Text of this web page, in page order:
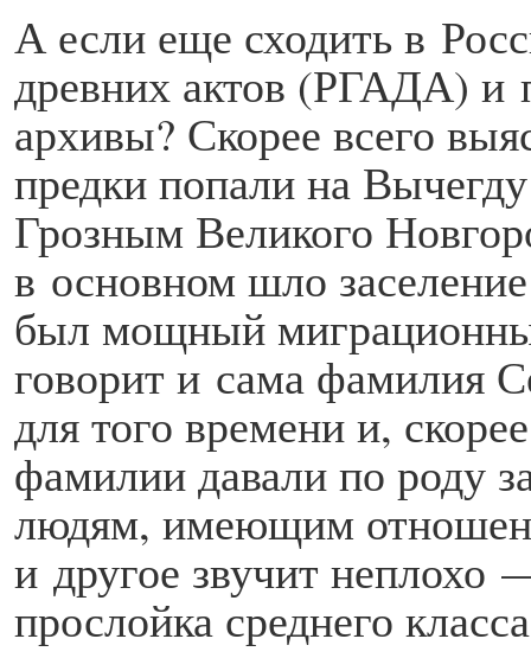
А если еще сходить в
древних актов (РГАДА) и
архивы? Скорее всего
предки попали на
Грозным Великого
в основном шло
был мощный
говорит и сама фамилия
для того времени и,
фамилии давали по роду
людям, имеющим
и другое звучит
прослойка среднего